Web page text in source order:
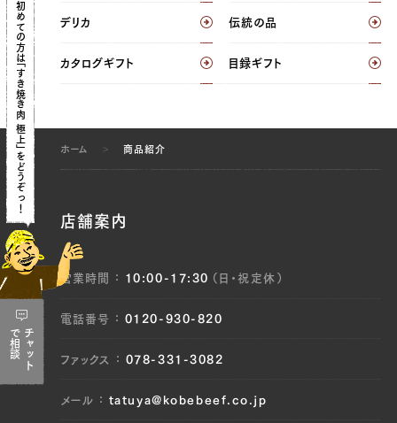
デリカ 伝統の品
カタログギフト 目録ギフト
ホーム 商品紹介
店舗案内
営業時間 10:00-17:30（日・祝定休）
電話番号 0120-930-820
ファックス 078-331-3082
メール tatuya@kobebeef.co.jp
初めての方は
「すき焼き肉 極上」
を
どうぞ
っ
！
チャット
で
相談